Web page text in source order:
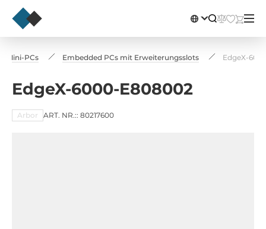
Mini-PCs Embedded PCs mit Erweiterungsslots EdgeX-
EdgeX-6000-E808002
Arbor ART. NR.:: 80217600